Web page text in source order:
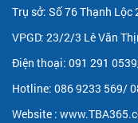
Trụ sở: Số 76 Thạnh Lộc
VPGD: 23/2/3 Lê Văn
Điện thoại: 091 291
Hotline: 086 9233 569/
Website :